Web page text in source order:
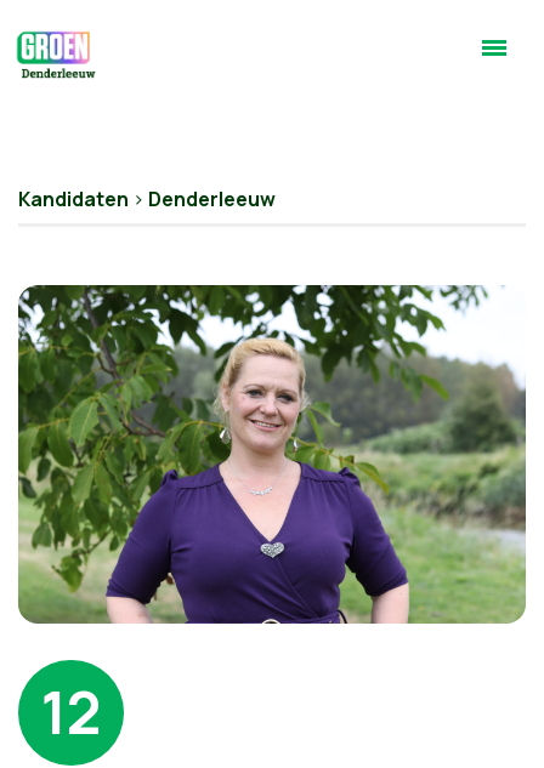
Kandidaten > Denderleeuw
12